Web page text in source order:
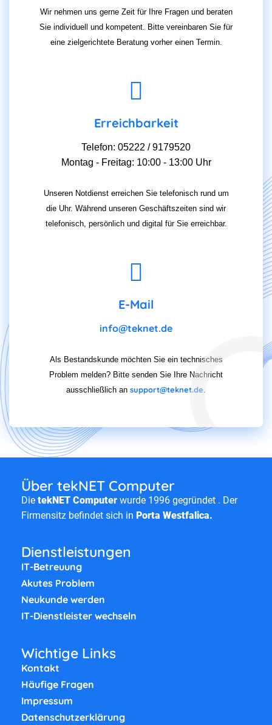
Wir nehmen uns gerne Zeit für Ihre Fragen und beraten
Sie individuell und kompetent. Bitte vereinbaren Sie für
eine zielgerichtete Beratung vorher einen Termin.
Erreichbarkeit
Telefon: 05222 / 9179520
Montag - Freitag: 10:00 - 13:00 Uhr
Unseren Notdienst erreichen Sie telefonisch rund um
die Uhr. Während unseren Geschäftszeiten sind wir
telefonisch, persönlich und digital für Sie erreichbar.
E-Mail
info@teknet.de
Als Bestandskunde möchten Sie ein technisches
Problem melden? Bitte senden Sie Ihre Nachricht
ausschließlich an support@teknet.de.
Über tekNET Computer
Die tekNET Computer wurde 1996 gegründet . Der
Firmensitz befindet sich in Porta Westfalica.
Dienstleistungen
IT-Betreuung
Akutes Problem
Neukunde werden
IT-Dienstleister wechseln
Wichtige Links
Kontakt
Häufige Fragen
Impressum
Datenschutzerklärung